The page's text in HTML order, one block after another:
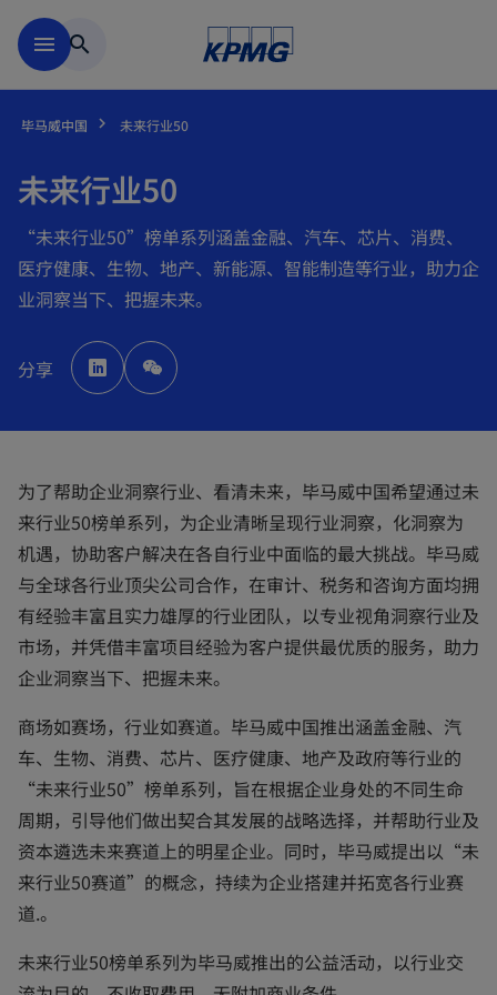
menu search
毕马威中国 未来行业50
未来行业50
“未来行业50”榜单系列涵盖金融、汽车、芯片、消费、
医疗健康、生物、地产、新能源、智能制造等行业，助力企
业洞察当下、把握未来。
分享 p
e
n
t
a
b
为了帮助企业洞察行业、看清未来，毕马威中国希望通过未
来行业50榜单系列，为企业清晰呈现行业洞察，化洞察为
机遇，协助客户解决在各自行业中面临的最大挑战。毕马威
与全球各行业顶尖公司合作，在审计、税务和咨询方面均拥
有经验丰富且实力雄厚的行业团队，以专业视角洞察行业及
市场，并凭借丰富项目经验为客户提供最优质的服务，助力
企业洞察当下、把握未来。
商场如赛场，行业如赛道。毕马威中国推出涵盖金融、汽
车、生物、消费、芯片、医疗健康、地产及政府等行业的
“未来行业50”榜单系列，旨在根据企业身处的不同生命
周期，引导他们做出契合其发展的战略选择，并帮助行业及
资本遴选未来赛道上的明星企业。同时，毕马威提出以“未
来行业50赛道”的概念，持续为企业搭建并拓宽各行业赛
道.。
未来行业50榜单系列为毕马威推出的公益活动，以行业交